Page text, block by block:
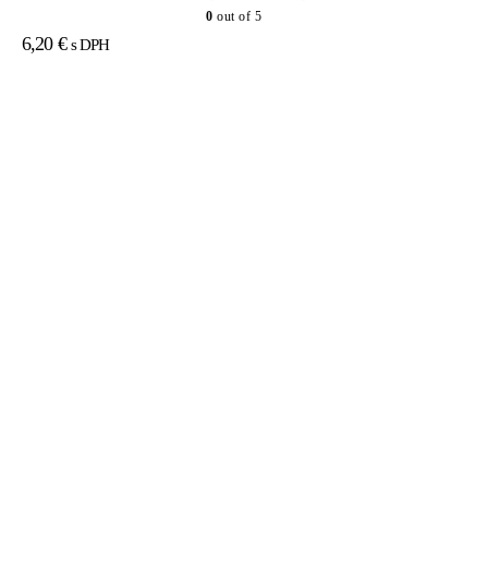
0 out of 5
6,20 € s DPH